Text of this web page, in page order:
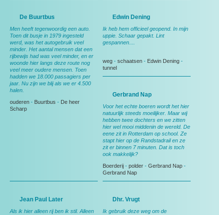
De Buurtbus
Men heeft tegenwoordig een auto.
Toen dit busje in 1979 ingesteld
werd, was het autogebruik veel
minder. Het aantal mensen dat een
rijbewijs had was veel minder, en er
woonde hier langs deze route nog
veel meer oudere mensen. Toen
hadden we 18.000 passagiers per
jaar. Nu zijn we blij als we er 4.500
halen.
ouderen - Buurtbus - De heer
Scharp
Edwin Dening
Ik heb hem officieel geopend. In mijn
uppie. Schaar gepakt. Lint
gespannen....
weg - schaatsen - Edwin Dening -
tunnel
Gerbrand Nap
Voor het echte boeren wordt het hier
natuurlijk steeds moeilijker. Maar wij
hebben twee dochters en we zitten
hier wel mooi middenin de wereld. De
eene zit in Rotterdam op school. Ze
stapt hier op de Randstadrail en ze
zit er binnen 7 minuten. Dat is toch
ook makkelijk?
Boerderij - polder - Gerbrand Nap -
Gerbrand Nap
Jean Paul Later
Als ik hier alleen rij ben ik stil. Alleen
Dhr. Vrugt
Ik gebruik deze weg om de